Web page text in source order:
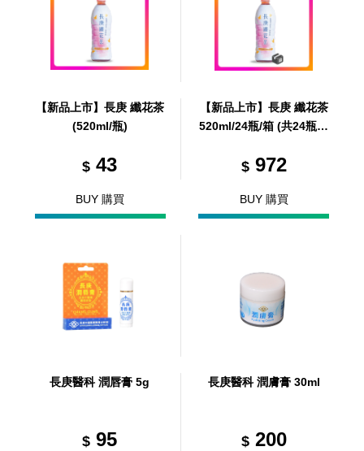
【新品上市】長庚 纖花茶
(520ml/瓶)
$ 43
BUY 購買
【新品上市】長庚 纖花茶
520ml/24瓶/箱 (共24瓶，
$972
BUY 購買
長庚醫科 潤唇膏 5g
$ 95
長庚醫科 潤膚膏 30ml
$200